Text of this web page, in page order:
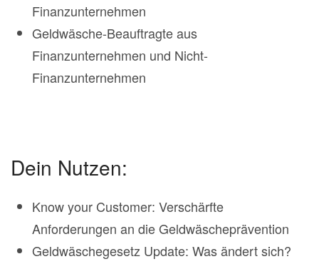
Finanzunternehmen
Geldwäsche-Beauftragte aus
Finanzunternehmen und Nicht-
Finanzunternehmen
Dein Nutzen:
Know your Customer: Verschärfte
Anforderungen an die Geldwäscheprävention
Geldwäschegesetz Update: Was ändert sich?